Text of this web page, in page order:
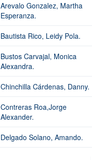
Arevalo Gonzalez, Martha
Esperanza.
Bautista Rico, Leidy Pola.
Bustos Carvajal, Monica
Alexandra.
Chinchilla Cárdenas, Danny.
Contreras Roa,Jorge
Alexander.
Delgado Solano, Amando.